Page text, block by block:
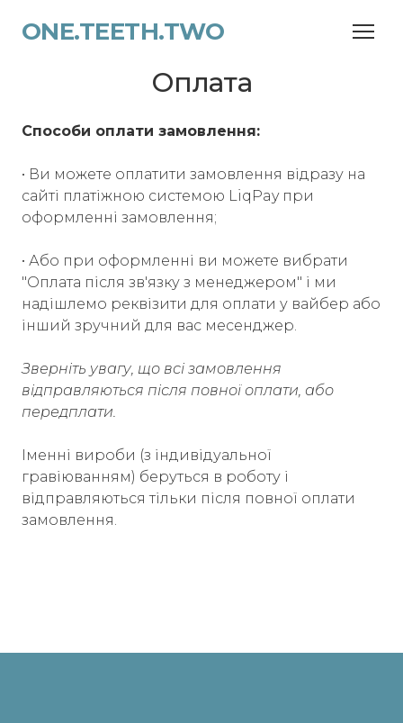
ONE.TEETH.TWO
Оплата
Способи оплати замовлення:
• Ви можете оплатити замовлення відразу на
сайті платіжною системою LiqPay при
оформленні замовлення;
• Або при оформленні ви можете вибрати
"Оплата після зв'язку з менеджером" і ми
надішлемо реквізити для оплати у вайбер або
інший зручний для вас месенджер.
​Зверніть увагу, що всі замовлення
відправляються після повної оплати, або
передплати.
Іменні вироби (з індивідуальної
гравіюванням) беруться в роботу і
відправляються тільки після повної оплати
замовлення.